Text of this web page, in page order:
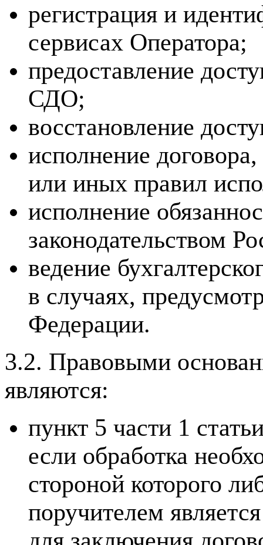
регистрация и
сервисах Оператора;
предоставление
СДО;
восстановление
исполнение
или иных правил
исполнение
законодательством
ведение
в случаях,
Федерации.
3.2. Правовыми
являются:
пункт 5 части 1
если обработка
стороной которого
поручителем